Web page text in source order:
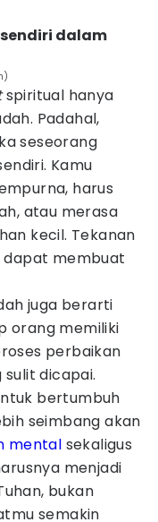
dalam
spiritual hanya
Padahal,
seseorang
Kamu
harus
atau merasa
kecil. Tekanan
membuat
juga berarti
orang memiliki
perbaikan
dicapai.
bertumbuh
seimbang akan
mental sekaligus
menjadi
bukan
semakin